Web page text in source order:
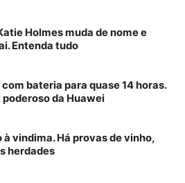
Holmes muda de nome e
Entenda tudo
bateria para quase 14 horas.
da Huawei
vindima. Há provas de vinho,
herdades